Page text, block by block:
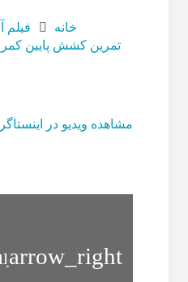
خانه
فیلم
تمرین کشش پایین
مشاهده ویدیو در
صحیح
خوابیدن